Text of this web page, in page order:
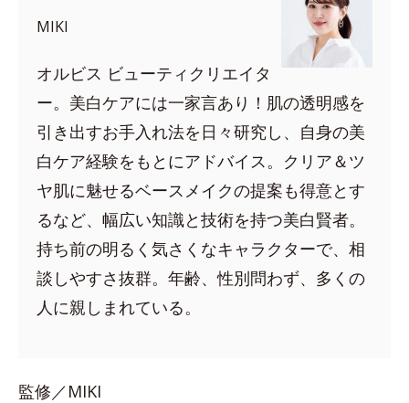
MIKI
オルビス ビューティクリエイタ
ー。美白ケアには一家言あり！肌の透明感を
引き出すお手入れ法を日々研究し、自身の美
白ケア経験をもとにアドバイス。クリア＆ツ
ヤ肌に魅せるベースメイクの提案も得意とす
るなど、幅広い知識と技術を持つ美白賢者。
持ち前の明るく気さくなキャラクターで、相
談しやすさ抜群。年齢、性別問わず、多くの
人に親しまれている。
監修／MIKI